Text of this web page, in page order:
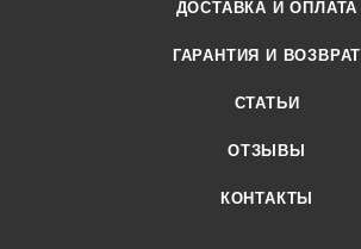
ДОСТАВКА И ОПЛАТА
ГАРАНТИЯ И ВОЗВРАТ
СТАТЬИ
ОТЗЫВЫ
КОНТАКТЫ